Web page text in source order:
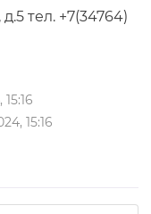
тел. +7(34764)
15:16